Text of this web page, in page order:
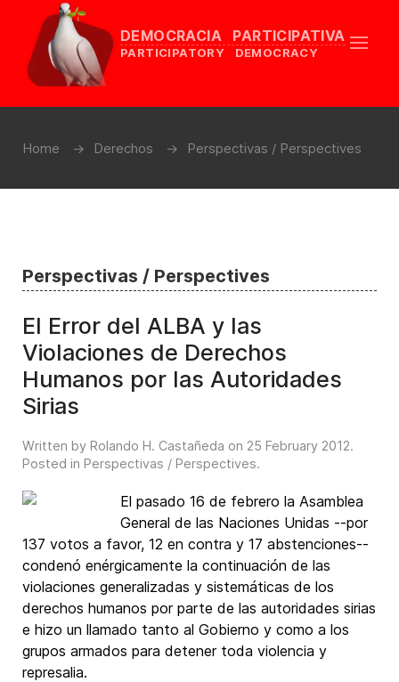
DEMOCRACIA PARTICIPATIVA
PARTICIPATORY DEMOCRACY
Home Derechos Perspectivas / Perspectives
Perspectivas / Perspectives
El Error del ALBA y las
Violaciones de Derechos
Humanos por las Autoridades
Sirias
Written by Rolando H. Castañeda on 25 February 2012.
Posted in Perspectivas / Perspectives.
El pasado 16 de febrero la Asamblea
General de las Naciones Unidas --por
137 votos a favor, 12 en contra y 17 abstenciones--
condenó enérgicamente la continuación de las
violaciones generalizadas y sistemáticas de los
derechos humanos por parte de las autoridades sirias
e hizo un llamado tanto al Gobierno y como a los
grupos armados para detener toda violencia y
represalia.